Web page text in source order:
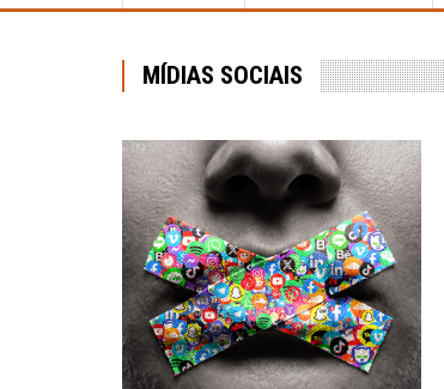
navigation
MÍDIAS SOCIAIS